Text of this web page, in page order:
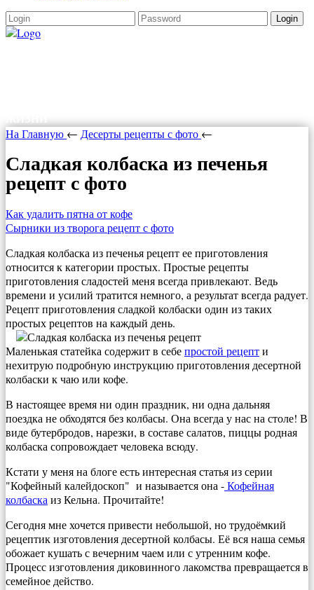
Login
На Главную ← Десерты рецепты с фото ←
Сладкая колбаска из печенья
рецепт с фото
Как удалить пятна от кофе
Сырники из творога рецепт с фото
Сладкая колбаска из печенья рецепт ее приготовления
относится к категории простых. Простые рецепты
приготовления сладостей меня всегда привлекают. Ведь
времени и усилий тратится немного, а результат всегда радует.
Рецепт приготовления сладкой колбаски один из таких
простых рецептов на каждый день.
Маленькая статейка содержит в себепростой рецепти
нехитрую подробную инструкцию приготовления десертной
колбаски к чаю или кофе.
В настоящее время ни один праздник, ни одна дальняя
поездка не обходятся без колбасы. Она всегда у нас на столе! В
виде бутербродов, нарезки, в составе салатов, пиццы родная
колбаска сопровождает человека всюду.
Кстати у меня на блоге есть интересная статья из серии
"Кофейный калейдоскоп" и называется она -Кофейная
колбаска из Кельна. Прочитайте!
Сегодня мне хочется привести небольшой, но трудоёмкий
рецептик изготовления десертной колбасы. Её вся наша семья
обожает кушать с вечерним чаем или с утренним кофе.
Процесс изготовления диковинного лакомства превращается в
семейное действо.